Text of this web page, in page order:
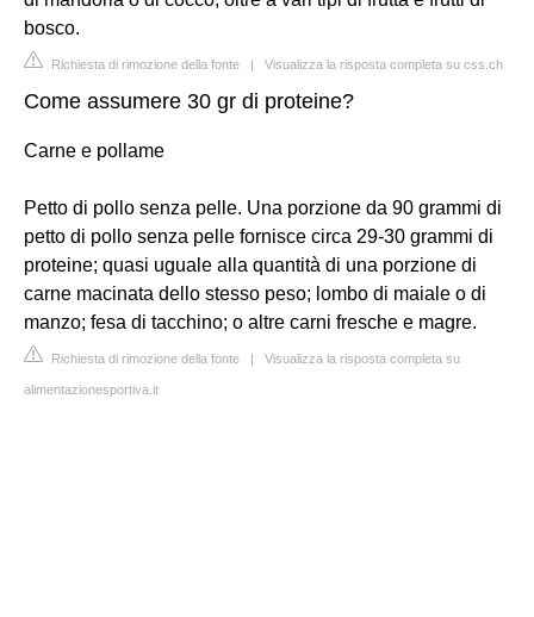
bosco.
Richiesta di rimozione della fonte | Visualizza la risposta completa su css.ch
Come assumere 30 gr di proteine?
Carne e pollame
Petto di pollo senza pelle. Una porzione da 90 grammi di
petto di pollo senza pelle fornisce circa 29-30 grammi di
proteine; quasi uguale alla quantità di una porzione di
carne macinata dello stesso peso; lombo di maiale o di
manzo; fesa di tacchino; o altre carni fresche e magre.
Richiesta di rimozione della fonte | Visualizza la risposta completa su
alimentazionesportiva.it